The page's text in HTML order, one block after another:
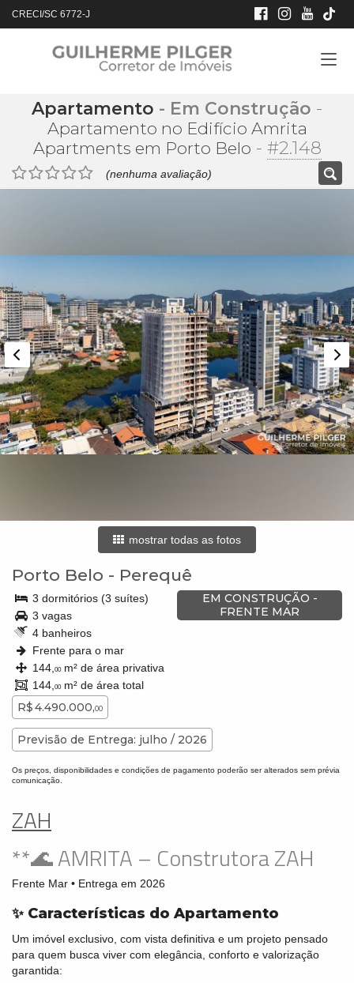
CRECI/SC 6772-J
Apartamento - Em Construção -
Apartamento no Edifício Amrita
Apartments em Porto Belo - #2.148
(nenhuma avaliação)
mostrar todas as fotos
Porto Belo - Perequê
EM CONSTRUÇÃO -
FRENTE MAR
3 dormitórios (3 suítes)
3 vagas
4 banheiros
Frente para o mar
144, 00m² de área privativa
144, 00m² de área total
R$ 4.490.000,00
Previsão de Entrega: julho / 2026
Os preços, disponibilidades e condições de pagamento poderão ser alterados sem prévia
comunicação.
ZAH
**🌊 AMRITA – Construtora ZAH
Frente Mar • Entrega em 2026
✨ Características do Apartamento
Um imóvel exclusivo, com vista definitiva e um projeto pensado
para quem busca viver com elegância, conforto e valorização
garantida: